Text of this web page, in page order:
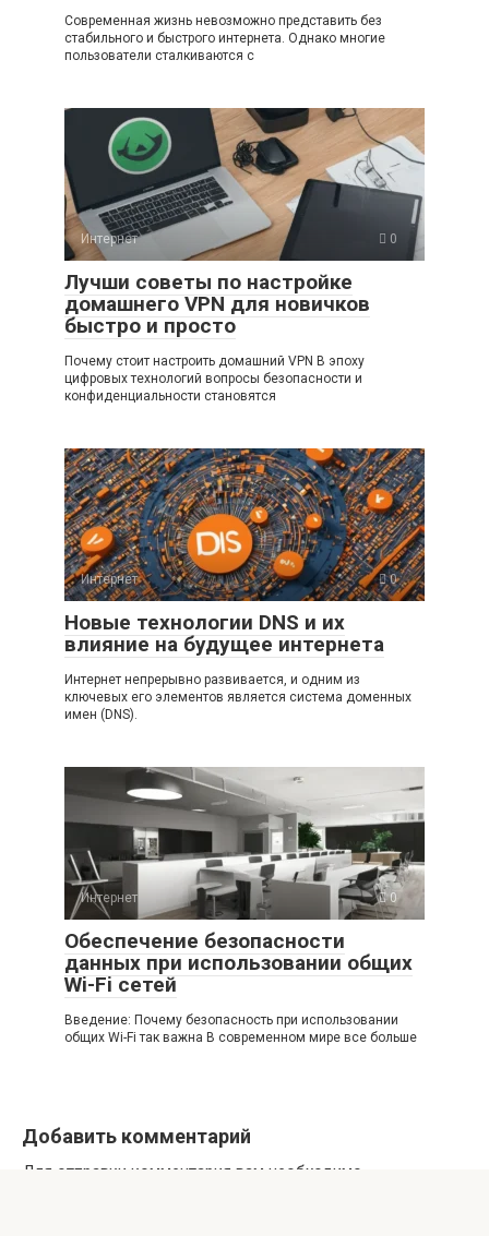
Современная жизнь невозможно представить без
стабильного и быстрого интернета. Однако многие
пользователи сталкиваются с
Интернет 0
Лучши советы по настройке
домашнего VPN для новичков
быстро и просто
Почему стоит настроить домашний VPN В эпоху
цифровых технологий вопросы безопасности и
конфиденциальности становятся
Интернет 0
Новые технологии DNS и их
влияние на будущее интернета
Интернет непрерывно развивается, и одним из
ключевых его элементов является система доменных
имен (DNS).
Интернет 0
Обеспечение безопасности
данных при использовании общих
Wi-Fi сетей
Введение: Почему безопасность при использовании
общих Wi-Fi так важна В современном мире все больше
Добавить комментарий
Для отправки комментария вам необходимо